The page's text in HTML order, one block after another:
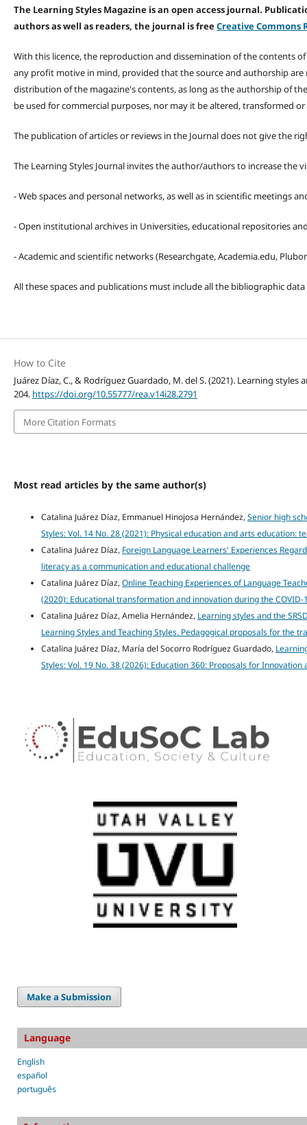
The Learning Styles Magazine is an open access journal.
authors as well as readers, the journal is freeCreative Commons
With this licence, the reproduction and dissemination of the contents
any profit motive in mind, provided that the source and authorship
distribution of the magazine's contents, as long as the authorship of
be used for commercial purposes, nor may it be altered, transformed
The publication of articles or reviews in the Journal does not give the
The Learning Styles Journal invites the author/authors to increase the
- Web spaces and personal networks, as well as in scientific meetings
- Open institutional archives in Universities, educational repositories
- Academic and scientific networks (Researchgate, Academia.edu,
All these spaces and publications must include all the bibliographic
How to Cite
Juárez Díaz, C., & Rodríguez Guardado, M. del S. (2021). Learning
204. https://doi.org/10.55777/rea.v14i28.2791
More Citation Formats
Most read articles by the same author(s)
Catalina Juárez Díaz, Emmanuel Hinojosa Hernández, Senior high
Styles: Vol. 14 No. 28 (2021): Physical education and arts
Catalina Juárez Díaz, Foreign Language Learners' Experiences
literacy as a communication and educational challenge
Catalina Juárez Díaz, Online Teaching Experiences of Language
(2020): Educational transformation and innovation during the
Catalina Juárez Díaz, Amelia Hernández, Learning styles and the
Learning Styles and Teaching Styles. Pedagogical proposals for the
Catalina Juárez Díaz, María del Socorro Rodríguez Guardado,
Styles: Vol. 19 No. 38 (2026): Education 360: Proposals for
Make a Submission
Language
English
español
português